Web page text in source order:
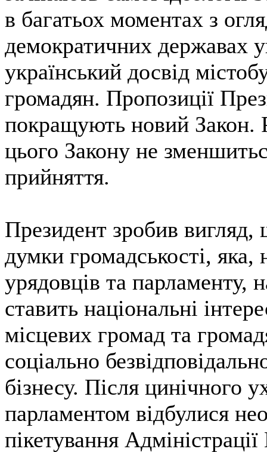
в багатьох моментах з
демократичних державах
український досвід
громадян. Пропозиції
покращують новий Закон.
цього Закону не
прийняття.
Президент зробив вигляд,
думки громадськості, яка,
урядовців та парламенту,
ставить національні
місцевих громад та
соціально
бізнесу. Після цинічного
парламентом відбулися
пікетування